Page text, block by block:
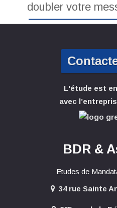
doubler votre
L'étude est
avec
BDR &
Etudes de
34 rue Sainte